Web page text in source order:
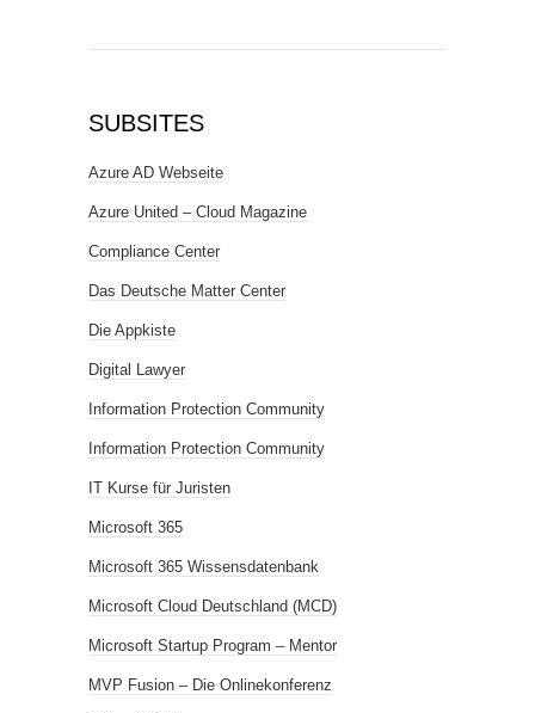
SUBSITES
Azure AD Webseite
Azure United – Cloud Magazine
Compliance Center
Das Deutsche Matter Center
Die Appkiste
Digital Lawyer
Information Protection Community
Information Protection Community
IT Kurse für Juristen
Microsoft 365
Microsoft 365 Wissensdatenbank
Microsoft Cloud Deutschland (MCD)
Microsoft Startup Program – Mentor
MVP Fusion – Die Onlinekonferenz